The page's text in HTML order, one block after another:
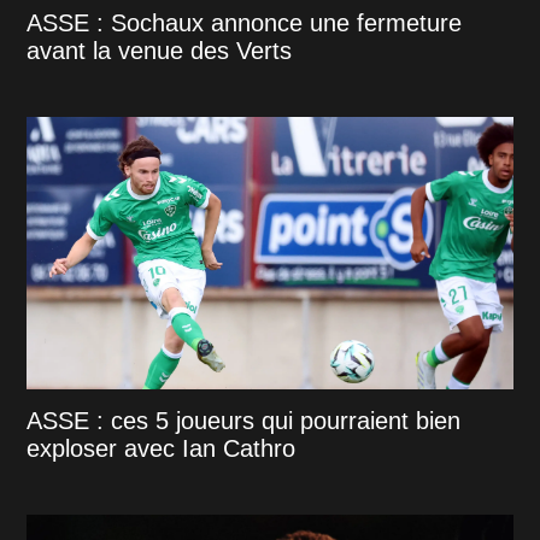
ASSE : Sochaux annonce une fermeture
avant la venue des Verts
ASSE : ces 5 joueurs qui pourraient bien
exploser avec Ian Cathro